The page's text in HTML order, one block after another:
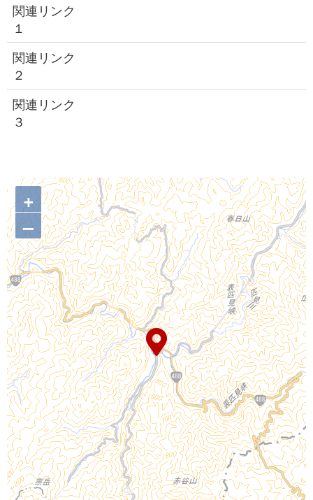
関連リンク
１
関連リンク
２
関連リンク
３
+
–